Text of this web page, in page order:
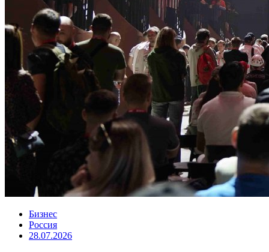
Бизнес
Россия
28.07.2026